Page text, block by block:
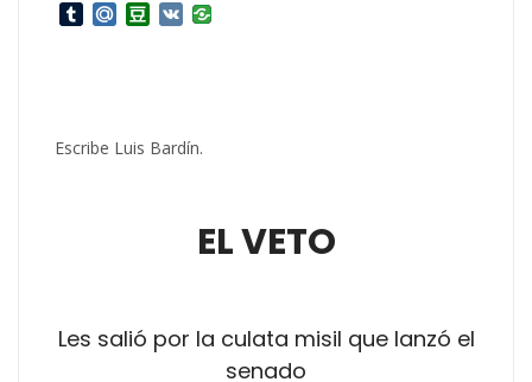
TumblrMail.RuDouban
VK
Escribe Luis Bardín.
EL VETO
Les salió por la culata misil que lanzó el
senado